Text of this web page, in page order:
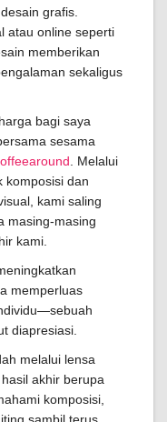
grafis.
atau online seperti
memberikan
sekaligus
bagi saya
sesama
. Melalui
komposisi dan
kami saling
masing-masing
kami.
memperluas
diapresiasi.
melalui lensa
akhir berupa
komposisi,